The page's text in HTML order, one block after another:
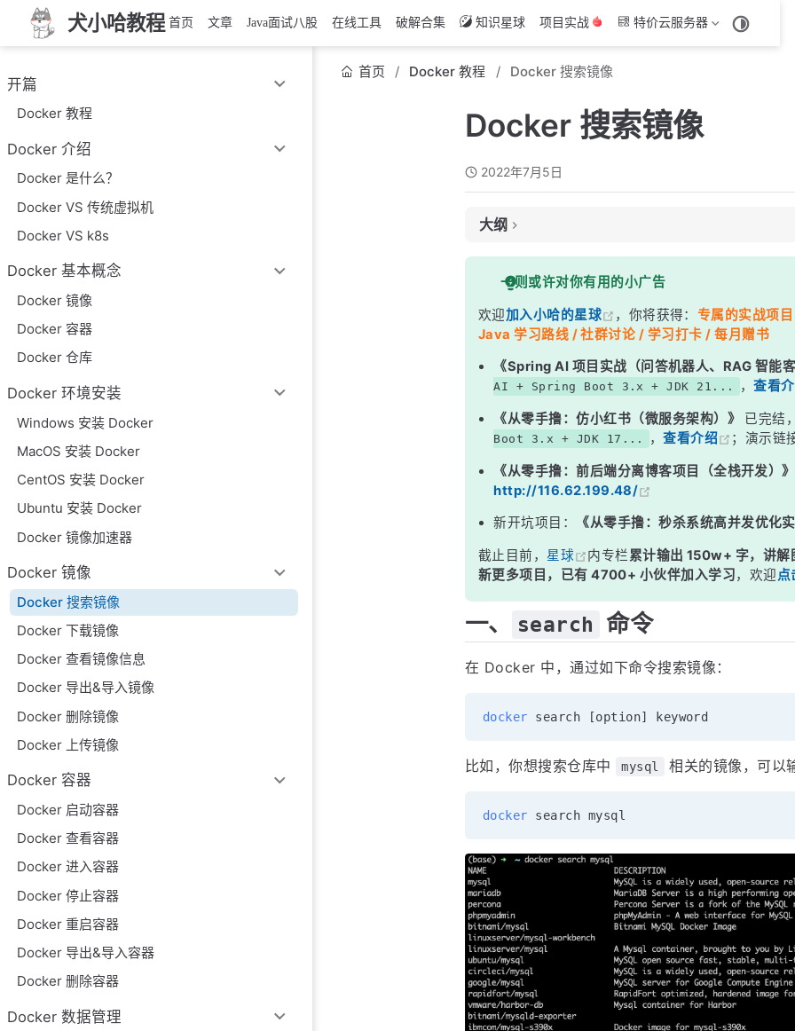
犬小哈教程 首页 文章 Java面试八股 在线工具 破解合集 知识星球 项目实战 特价云服务器
开篇
Docker 教程
Docker 介绍
Docker 是什么？
Docker VS 传统虚拟机
Docker VS k8s
Docker 基本概念
Docker 镜像
Docker 容器
Docker 仓库
Docker 环境安装
Windows 安装 Docker
MacOS 安装 Docker
CentOS 安装 Docker
Ubuntu 安装 Docker
Docker 镜像加速器
Docker 镜像
Docker 搜索镜像
Docker 下载镜像
Docker 查看镜像信息
Docker 导出&导入镜像
Docker 删除镜像
Docker 上传镜像
Docker 容器
Docker 启动容器
Docker 查看容器
Docker 进入容器
Docker 停止容器
Docker 重启容器
Docker 导出&导入容器
Docker 删除容器
Docker 数据管理
首页 Docker 教程 Docker 搜索镜像
Docker 搜索镜像
2022年7月5日
大纲
一、search 命令
二、search 命令支持的参数
一则或许对你有用的小广告
欢迎加入小哈的星球 ，你将获得： 专属的实战项
Java 学习路线 / 社群讨论 / 学习打卡 / 每月赠书
《Spring AI 项目实战（问答机器人、RAG 智能
AI + Spring Boot 3.x + JDK 21... ，查看
《从零手撸：仿小红书（微服务架构）》 已完结
Boot 3.x + JDK 17... ，查看介绍 ；演示链
《从零手撸：前后端分离博客项目（全栈开发）》
http://116.62.199.48/
新开坑项目： 《从零手撸：秒杀系统高并发优化
截止目前， 星球 内专栏累计输出 150w+ 字，讲解
新更多项目，已有 4700+ 小伙伴加入学习，欢迎点
一、 search 命令
在 Docker 中，通过如下命令搜索镜像：
docker search [option]
比如，你想搜索仓库中 mysql 相关的镜像，可以
docker